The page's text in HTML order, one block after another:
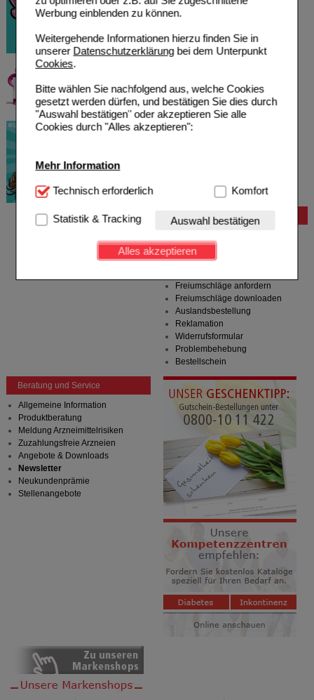
Werbung einblenden zu können.
Weitergehende Informationen hierzu finden Sie in
unserer Datenschutzerklärungbei dem Unterpunkt
Cookies.
Bitte wählen Sie nachfolgend aus, welche Cookies
gesetzt werden dürfen, und bestätigen Sie dies durch
"Auswahl bestätigen" oder akzeptieren Sie alle
Cookies durch "Alles akzeptieren":
Mehr Information
Technisch Notwendig:Hierbei handelt es sich um
Website notwendig sind (z.B. Navigation, Warenkorb,
Kundenkonto), weshalb auf diese nicht verzichtet
werden kann.
Einkaufserlebnis noch ansprechender zu gestalten,
beispielsweise für die Wiedererkennung des
Besuchers oder unsere Seite an bevorzugte
Verhaltensweisen (z.B. Spracheinstellung)
anzupassen. Komfort-Cookies ermöglichen es uns
auch auf Ihre Bedürfnisse zugeschrittene Inhalte
anzuzeigen und unser Partnerprogramm zu
Statistik & Tracking:Hierüber lassen sich
Informationen über die Art und Weise der Nutzung
unserer Website sammeln, mit deren Hilfe wir unsere
Website weiter für Sie optimieren können, den Inhalt
auf unserer Website aber auch die Werbung auf
Drittseiten möglichst relevant für Sie zu gestalten.
Bitte beachten Sie, dass Daten hierfür teilweise an
Dritte wie z.B. Google oder soziale Medien
übertragen werden.
Technisch erforderlich Komfort
Statistik & Tracking Auswahl bestätigen
Alles akzeptieren
Bestellung
Hilfe zum Bestellvorgang
Zahlungsmöglichkeiten
Freiumschläge anfordern
Freiumschläge downloaden
Auslandsbestellung
Reklamation
Widerrufsformular
Problembehebung
Bestellschein
Beratung und Service
Allgemeine Information
Produktberatung
Meldung Arzneimittelrisiken
Zuzahlungsfreie Arzneien
Angebote & Downloads
Newsletter
Neukundenprämie
Stellenangebote